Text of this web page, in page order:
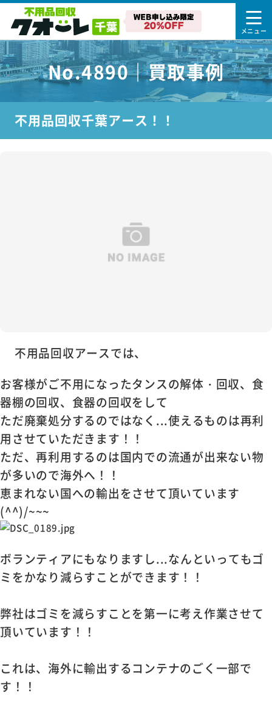
No.4890｜買取事例
不用品回収千葉アース！！
不用品回収アースでは、
お客様がご不用になったタンスの解体・回収、食
器棚の回収、食器の回収をして
ただ廃棄処分するのではなく...使えるものは再利
用させていただきます！！
ただ、再利用するのは国内での流通が出来ない物
が多いので海外へ！！
恵まれない国への輸出をさせて頂いています
(^^)/~~~
ボランティアにもなりますし...なんといってもゴ
ミをかなり減らすことができます！！
弊社はゴミを減らすことを第一に考え作業させて
頂いています！！
これは、海外に輸出するコンテナのごく一部で
す！！